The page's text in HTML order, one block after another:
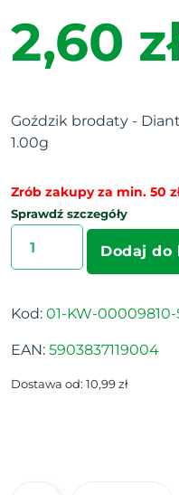
2,60
Goździk brodaty -
1.00g
Zrób zakupy za min. 50
Sprawdź szczegóły
Dodaj do
Kod: 01-KW-00009810-
EAN: 5903837119004
Dostawa od: 10,99 zł